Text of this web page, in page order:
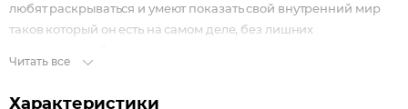
любят раскрываться и умеют показать свой внутренний мир
таков который он есть на самом деле, без лишних
Читать все
Характеристики